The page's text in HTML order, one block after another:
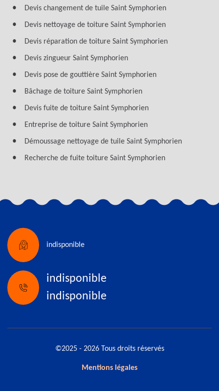
Devis changement de tuile Saint Symphorien
Devis nettoyage de toiture Saint Symphorien
Devis réparation de toiture Saint Symphorien
Devis zingueur Saint Symphorien
Devis pose de gouttière Saint Symphorien
Bâchage de toiture Saint Symphorien
Devis fuite de toiture Saint Symphorien
Entreprise de toiture Saint Symphorien
Démoussage nettoyage de tuile Saint Symphorien
Recherche de fuite toiture Saint Symphorien
indisponible
indisponible
indisponible
©2025 - 2026 Tous droits réservés
Mentions légales